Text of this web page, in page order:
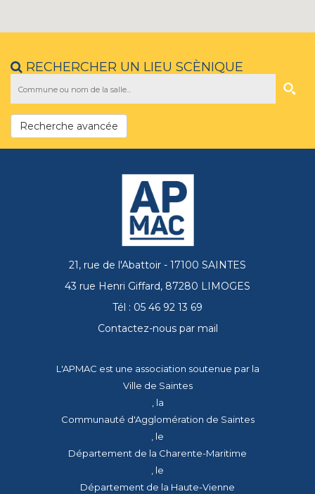
RECHERCHER UN LIEU SCÈNIQUE
Recherche avancée
21, rue de l'Abattoir - 17100 SAINTES
43 rue Henri Giffard, 87280 LIMOGES
Tél : 05 46 92 13 69
Contactez-nous par mail
L'APMAC est une association soutenue par la
Ville de Saintes
, la
Communauté d'Agglomération de Saintes
, le
Département de la Charente-Maritime
, le
Département de la Haute-Vienne